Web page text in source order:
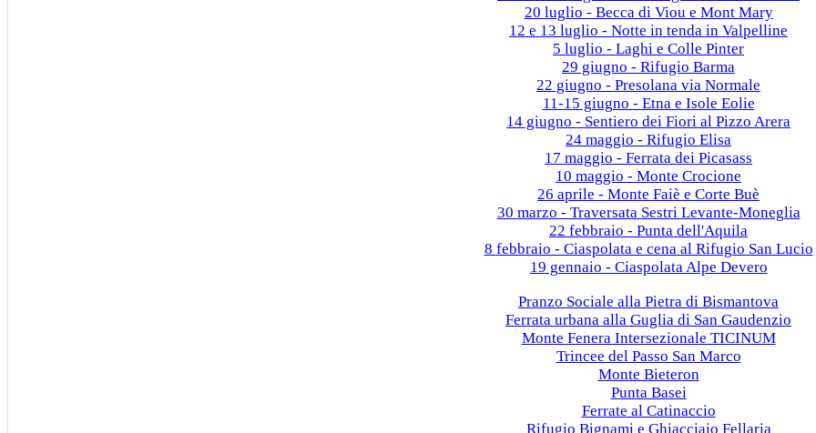
20 luglio - Becca di Viou e Mont Mary
12 e 13 luglio - Notte in tenda in Valpelline
5 luglio - Laghi e Colle Pinter
29 giugno - Rifugio Barma
22 giugno - Presolana via Normale
11-15 giugno - Etna e Isole Eolie
14 giugno - Sentiero dei Fiori al Pizzo Arera
24 maggio - Rifugio Elisa
17 maggio - Ferrata dei Picasass
10 maggio - Monte Crocione
26 aprile - Monte Faiè e Corte Buè
30 marzo - Traversata Sestri Levante-Moneglia
22 febbraio - Punta dell'Aquila
8 febbraio - Ciaspolata e cena al Rifugio San Lucio
19 gennaio - Ciaspolata Alpe Devero
Pranzo Sociale alla Pietra di Bismantova
Ferrata urbana alla Guglia di San Gaudenzio
Monte Fenera Intersezionale TICINUM
Trincee del Passo San Marco
Monte Bieteron
Punta Basei
Ferrate al Catinaccio
Rifugio Bignami e Ghiacciaio Fellaria